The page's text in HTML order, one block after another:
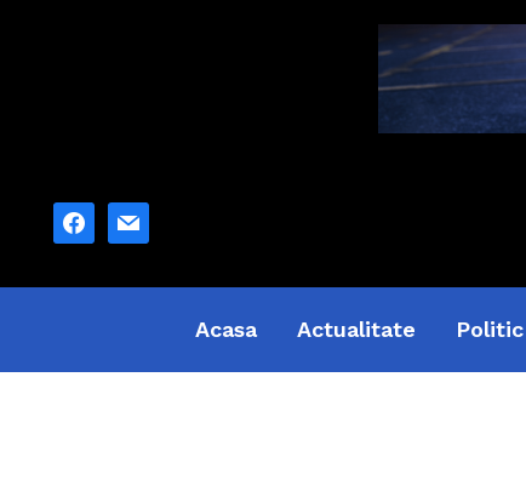
facebook
mail
Acasa Actualitate Politic